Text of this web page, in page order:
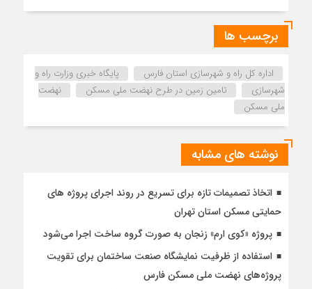
برچسب ها
اداره كل راه و شهرسازي استان فارس
پایگاه خبری وزارت راه و
شهرسازی
تامین زمین در طرح نهضت ملی مسکن
نهضت
ملی مسکن
نوشته های مشابه
اتخاذ تصمیمات تازه برای تسریع در روند اجرای پروژه های
حمایتی مسکن استان تهران
پروژه «کوی ارم» زنجان به صورت گروه ساخت اجرا می‌شود
استفاده از ظرفیت نمایشگاه صنعت ساختمان برای تقویت
پروژه‌های نهضت ملی مسکن فارس